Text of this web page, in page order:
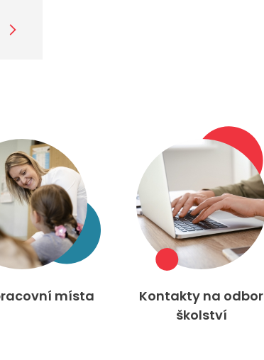
místa
Kontakty na odbor
školství